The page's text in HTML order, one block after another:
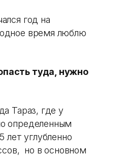
год на
время люблю
туда, нужно
Тараз, где у
определенным
лет углубленно
но в основном